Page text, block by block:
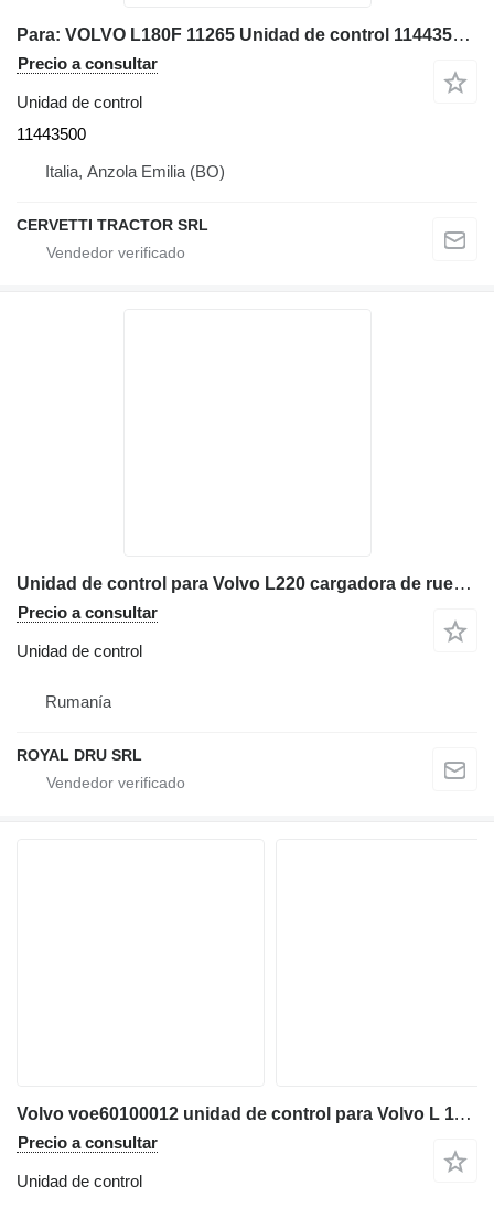
Para: VOLVO L180F 11265 Unidad de control 11443500 para Volvo L180F 11265 cargadora de ruedas
Precio a consultar
Unidad de control
11443500
Italia, Anzola Emilia (BO)
CERVETTI TRACTOR SRL
Unidad de control para Volvo L220 cargadora de ruedas
Precio a consultar
Unidad de control
Rumanía
ROYAL DRU SRL
Volvo voe60100012 unidad de control para Volvo L 110 G cargadora de ruedas
Precio a consultar
Unidad de control